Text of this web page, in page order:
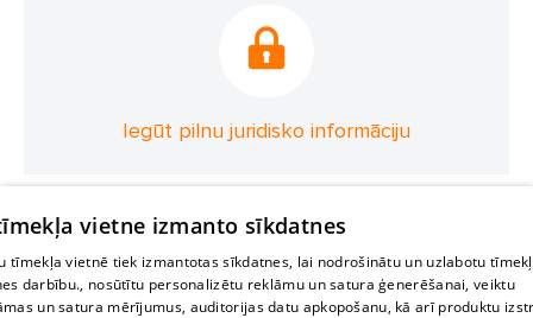
Iegūt pilnu juridisko informāciju
vietne izmanto sīkdatnes
tīmekļa vietnē tiek izmantotas sīkdatnes, lai nodrošinātu un uzlabotu
darbību., nosūtītu personalizētu reklāmu un satura ģenerēšanai, veiktu
un satura mērījumus, auditorijas datu apkopošanu, kā arī produktu